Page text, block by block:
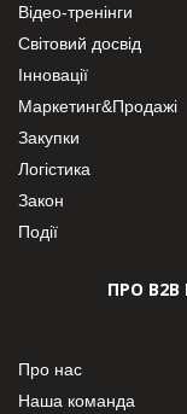
Відео-тренінги
Світовий досвід
Інновації
Маркетинг&Продажі
Закупки
Логістика
Закон
Події
ПРО В2В
Про нас
Наша команда